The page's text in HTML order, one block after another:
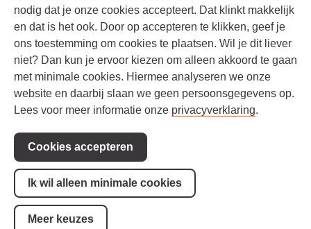
nodig dat je onze cookies accepteert. Dat klinkt makkelijk
en dat is het ook. Door op accepteren te klikken, geef je
ons toestemming om cookies te plaatsen. Wil je dit liever
niet? Dan kun je ervoor kiezen om alleen akkoord te gaan
met minimale cookies. Hiermee analyseren we onze
website en daarbij slaan we geen persoonsgegevens op.
Lees voor meer informatie onze privacyverklaring.
Cookies accepteren
Ik wil alleen minimale cookies
Meer keuzes
Werken bij Geef een gift
Contact